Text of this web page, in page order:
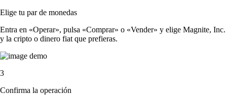
Elige tu par de monedas
Entra en «Operar», pulsa «Comprar» o «Vender» y elige Magnite, Inc.
y la cripto o dinero fiat que prefieras.
3
Confirma la operación